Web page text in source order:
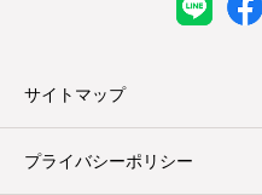
サイトマップ
プライバシーポリシー